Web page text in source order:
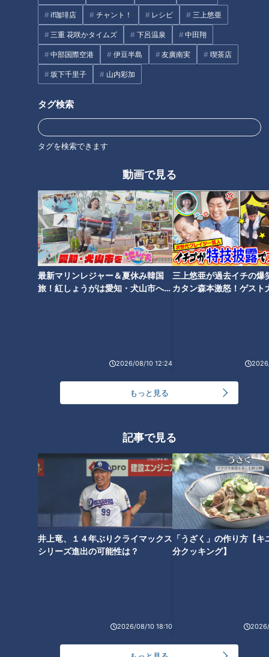
if珈琲店 チャント！ レシピ 三上悠亜
三重 花咲かタイムズ 下呂温泉 中田翔
中部国際空港 伊豆半島 友廣南実 喫茶店
坂下千里子 山内彩加
タグ検索
タグを検索できます
動画で見る
最新マリンレジャー＆夏休み韓国
旅！紅しょうがは愛知・犬山市へ
2026/08/10 12:24
三上悠亜が過去イチの爆
カタン森本激怒！ゲスト
もっと見る
記事で見る
井上竜、１４年ぶりクライマックス
シリーズ進出の可能性は？
2026/08/10 18:10
「うざく」の作り方【キ
分クッキング】
はできないんですが、ざっくり言いますと、アバンギャルディ
のライブってめっちゃ面白いんですよ」
メンバー16人が息を合わせて踊るシンクロダンスはもちろん、
メンバーの個性が光るパートもたくさんあったそうです。
メンバー16人はみんな同じ姿。三浦はライブを見る前は、一人
ひとり見分けがつかなかったそうです。しかしライブを見た後
は、個性が分かるようになったんだとか。
akaneさんは大阪出身。メンバーも登美丘高校のOGが多数。
大阪ならでは？の仕掛けがいろいろとあったそうです。
三浦「ダンスパフォーマンスに喜劇が乗ってる、みたいなとこ
ろが面白いと思いました」
あらゆる世代に
三浦「ちなみに私は平成時代ですけど、懐かしい楽曲もあるん
ですよ。平成も懐かしいの部類に入ることがちょっと悔しい気
お客さんは老若男女、幅広い層で、ペンライトと団扇を持っ
て、第二の青春を楽しんでいるような昭和世代のファンも多か
ったそうです。
ドラゴンズとコラボ
中日ドラゴンズとのコラボもあるそうです。
試合前のダンスパフォーマンスやイニング間のイベントに登
場。セレモニアルピッチも務めます。